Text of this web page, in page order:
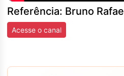
Referência: Bruno
Acesse o canal